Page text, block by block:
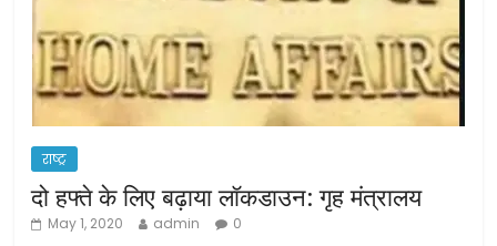
राष्ट्र
दो हफ्ते के लिए बढ़ाया लॉकडाउन: गृह मंत्रालय
May 1, 2020 admin 0